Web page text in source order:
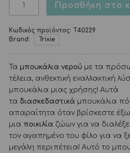
Προσθήκη στο
Κωδικός προϊόντος: T40229
Brand:
Trixie
Τα μπουκάλια νερού με τα
τέλεια, ανθεκτική εναλλακτική
μπουκάλια μιας χρήσης! Αυτά
τα διασκεδαστικά μπουκάλια
απαραίτητα όταν βρίσκεστε
μια ποικιλία ζώων για να
τον αγαπημένο του φίλο για να
μεγάλη περιπέτεια! Αυτό το